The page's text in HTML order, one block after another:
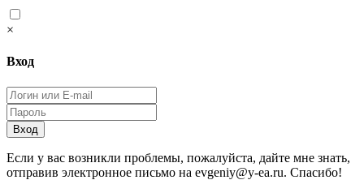
×
Вход
Вход
Если у вас возникли проблемы, пожалуйста, дайте мне знать,
отправив электронное письмо на evgeniy@y-ea.ru. Спасибо!